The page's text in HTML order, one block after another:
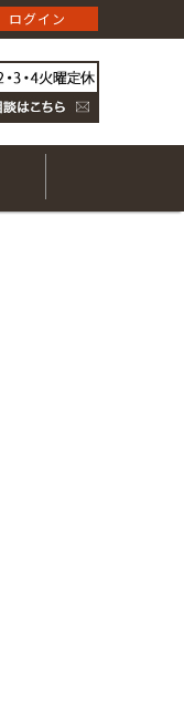
ログイン